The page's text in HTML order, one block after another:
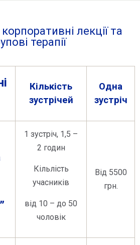
лекції та
терапії
Кількість
зустрічей
Одна
зустріч
1 зустріч, 1,5 –
2 годин
Кільлість
учасників
від 10 – до 50
чоловік
Від 5500
грн.